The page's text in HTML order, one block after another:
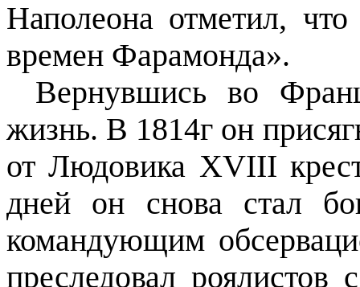
Наполеона отметил,
времен Фарамонда».
Вернувшись во
жизнь. В 1814г он
от Людовика XVIII
дней он снова стал
командующим
преследовал